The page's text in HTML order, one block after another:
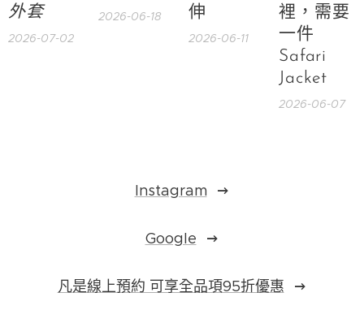
外套
2026-07-02
2026-06-18
伸
2026-06-11
裡，需要
一件
Safari
Jacket
2026-06-07
Instagram
Google
凡是線上預約 可享全品項95折優惠